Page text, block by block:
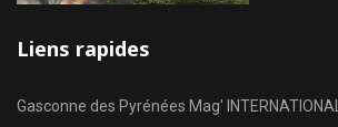
Liens rapides
Gasconne des Pyrénées Mag' INTERNATIONAL